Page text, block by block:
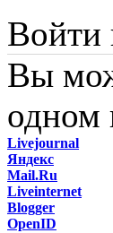
Войти
Вы
одном
Livejournal
Яндекс
Mail.Ru
Liveinternet
Blogger
OpenID